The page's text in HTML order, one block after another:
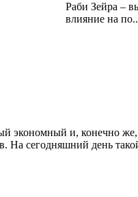
Раби Зейра –
влияние на
экономный и, конечно
На сегодняшний день